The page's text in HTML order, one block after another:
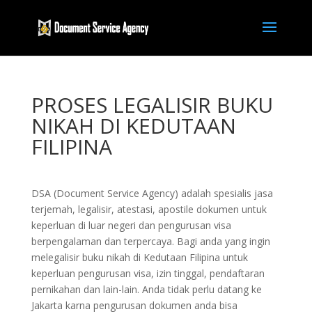
PROSES LEGALISIR BUKU
NIKAH DI KEDUTAAN
FILIPINA
DSA (Document Service Agency) adalah spesialis jasa
terjemah, legalisir, atestasi, apostile dokumen untuk
keperluan di luar negeri dan pengurusan visa
berpengalaman dan terpercaya. Bagi anda yang ingin
melegalisir buku nikah di Kedutaan Filipina untuk
keperluan pengurusan visa, izin tinggal, pendaftaran
pernikahan dan lain-lain. Anda tidak perlu datang ke
Jakarta karna pengurusan dokumen anda bisa